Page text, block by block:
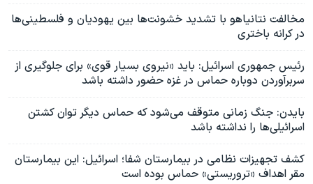
مخالفت نتانیاهو با تشدید خشونت‌ها بین یهودیان و فلسطینی‌ها
در کرانه باختری
رئیس‌ جمهوری اسرائیل: باید «نیروی بسیار قوی» برای جلوگیری از
سربرآوردن دوباره حماس در غزه حضور داشته باشد
بایدن: جنگ زمانی متوقف می‌شود که حماس دیگر توان کشتن
اسرائیلی‌ها را نداشته باشد
کشف تجهیزات نظامی در بیمارستان شفا؛ اسرائیل: این بیمارستان
مقر اهداف «تروریستی» حماس بوده است